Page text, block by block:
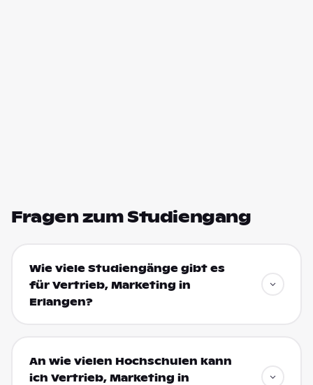
Fragen zum Studiengang
Wie viele Studiengänge gibt es
für Vertrieb, Marketing in
Erlangen?
An wie vielen Hochschulen kann
ich Vertrieb, Marketing in